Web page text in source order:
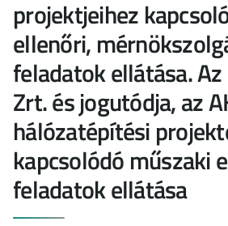
projektjeihez
ellenőri,
feladatok ellátása.
Zrt. és jogutódja, az
hálózatépítési
kapcsolódó műszaki
feladatok ellátása